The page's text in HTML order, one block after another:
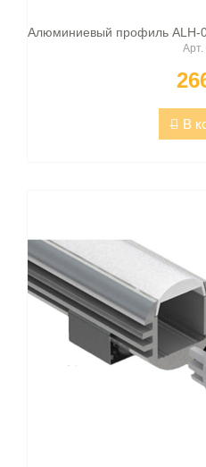
Алюминиевый профиль ALH-
Арт.
В